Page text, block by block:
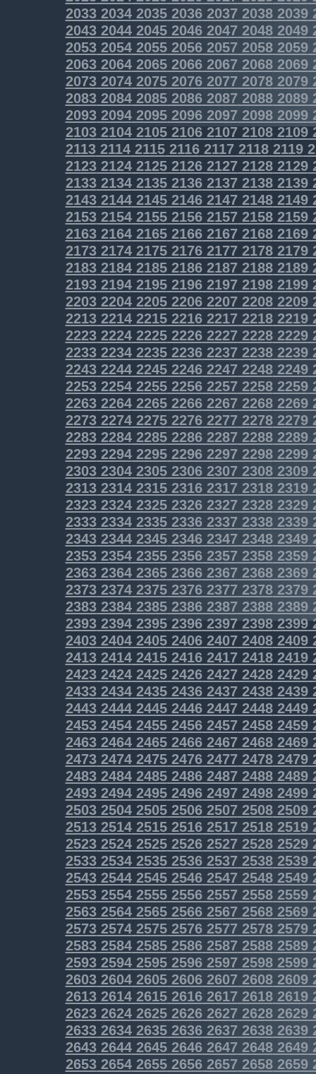
20332034203520362037 20382039
20432044204520462047 20482049
20532054205520562057 20582059
20632064206520662067 20682069
20732074207520762077 20782079
20832084208520862087 20882089
20932094209520962097 20982099
2103210421052106210721082109
2113211421152116211721182119
2123212421252126212721282129
2133213421352136213721382139
2143214421452146214721482149
2153215421552156215721582159
2163216421652166216721682169
2173217421752176217721782179
2183218421852186218721882189
2193219421952196219721982199
2203220422052206220722082209
2213221422152216221722182219
2223222422252226222722282229
2233223422352236223722382239
2243224422452246224722482249
2253225422552256225722582259
22632264226522662267 22682269
2273227422752276227722782279
22832284228522862287 22882289
22932294229522962297 22982299
23032304230523062307 23082309
2313231423152316231723182319
23232324232523262327 23282329
23332334233523362337 23382339
23432344234523462347 23482349
23532354235523562357 23582359
23632364236523662367 23682369
23732374237523762377 23782379
23832384238523862387 23882389
2393239423952396239723982399
2403240424052406240724082409
2413241424152416241724182419
2423242424252426242724282429
2433243424352436243724382439
2443244424452446244724482449
2453245424552456245724582459
2463246424652466246724682469
2473247424752476247724782479
2483248424852486248724882489
2493249424952496249724982499
2503250425052506250725082509
2513251425152516251725182519
2523252425252526252725282529
2533253425352536253725382539
2543254425452546254725482549
2553255425552556255725582559
25632564256525662567 25682569
25732574257525762577 25782579
25832584258525862587 25882589
2593259425952596259725982599
2603260426052606260726082609
26132614261526162617 26182619
26232624262526262627 26282629
26332634263526362637 26382639
26432644264526462647 26482649
26532654265526562657 26582659